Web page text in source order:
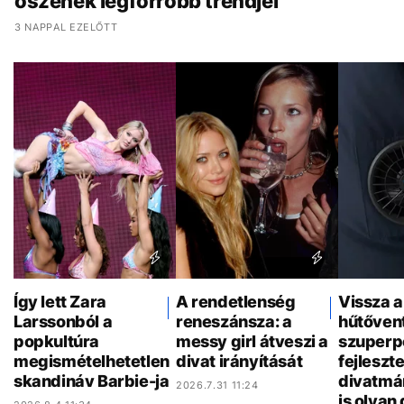
3 NAPPAL EZELŐTT
Így lett Zara
Larssonból a
popkultúra
megismételhetetlen
skandináv Barbie-ja
A rendetlenség
reneszánsza: a
messy girl átveszi a
divat irányítását
2026.7.31 11:24
Vissza